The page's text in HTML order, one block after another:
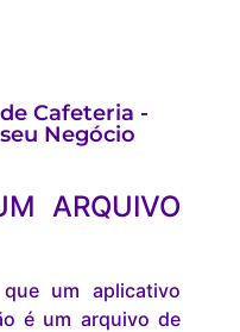
Cafeteria -
Negócio
ARQUIVO
um aplicativo
é um arquivo de